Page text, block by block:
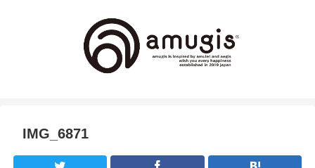
IMG_6871